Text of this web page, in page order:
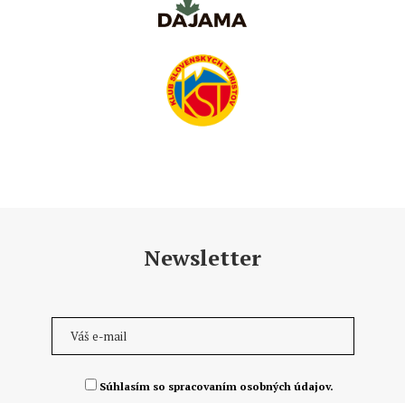
Newsletter
Súhlasím so spracovaním osobných údajov.